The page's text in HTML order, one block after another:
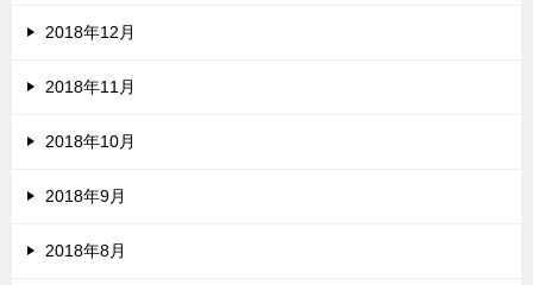
2018年12月
2018年11月
2018年10月
2018年9月
2018年8月